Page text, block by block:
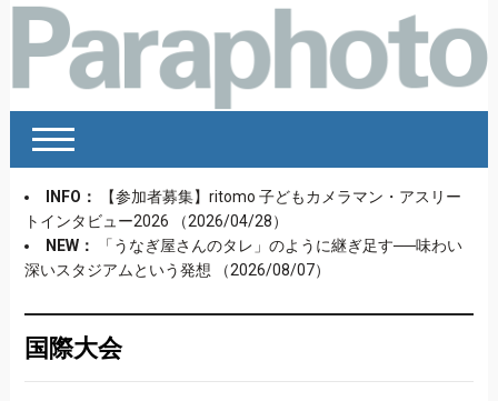
INFO：
【参加者募集】ritomo 子どもカメラマン・アスリー
トインタビュー2026
（2026/04/28）
NEW：
「うなぎ屋さんのタレ」のように継ぎ足す──味わい
深いスタジアムという発想
（2026/08/07）
国際大会